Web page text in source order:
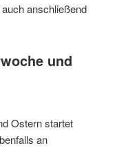
anschließend
und
Ostern startet
an